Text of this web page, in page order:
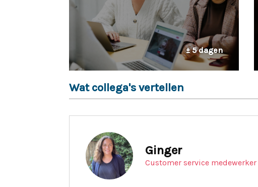
± 5 dagen
Wat collega's vertellen
Ginger
Customer service medewerker